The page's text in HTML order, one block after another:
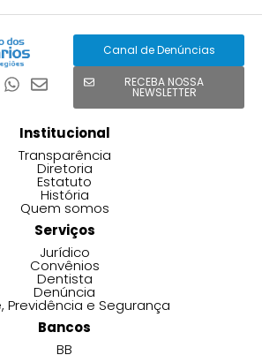
Canal de Denúncias
RECEBA NOSSA
NEWSLETTER
Institucional
Transparência
Diretoria
Estatuto
História
Quem somos
Serviços
Jurídico
Convênios
Dentista
Denúncia
Previdência e Segurança
Bancos
BB